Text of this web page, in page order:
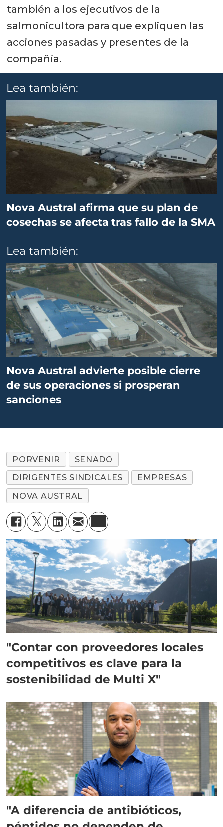
también a los ejecutivos de la
salmonicultora para que expliquen las
acciones pasadas y presentes de la
compañía.
Lea también:
Nova Austral afirma que su plan de
cosechas se afecta tras fallo de la SMA
Lea también:
Nova Austral advierte posible cierre
de sus operaciones si prosperan
sanciones
PORVENIR
SENADO
DIRIGENTES SINDICALES
EMPRESAS
NOVA AUSTRAL
"Contar con proveedores locales
competitivos es clave para la
sostenibilidad de Multi X"
"A diferencia de antibióticos,